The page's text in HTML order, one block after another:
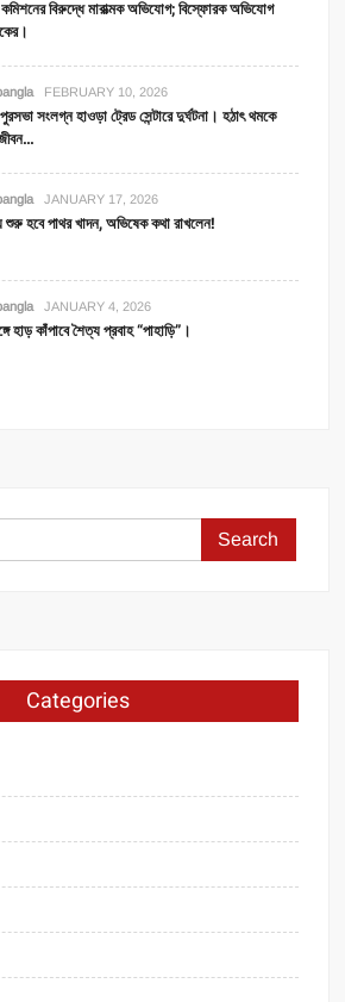
কমিশনের বিরুদ্ধে মারাত্মক অভিযোগ; বিস্ফোরক অভিযোগ
FEBRUARY 10, 2026
সংলগ্ন হাওড়া ট্রেড সেন্টারে দুর্ঘটনা। হঠাৎ থমকে
JANUARY 17, 2026
শুরু হবে পাথর খাদন, অভিষেক কথা রাখলেন!
JANUARY 4, 2026
হাড় কাঁপাবে শৈত্য প্রবাহ “পাহাড়ি”।
Search
for:
Categories